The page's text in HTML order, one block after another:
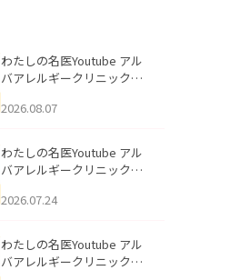
わたしの名医Youtube アル
バアレルギークリニック札
らない理由｜繰り返す人が
説」を公開いたしました。
2026.08.07
わたしの名医Youtube アル
バアレルギークリニック札
える男性へ｜医師が教える
公開いたしました。
2026.07.24
わたしの名医Youtube アル
バアレルギークリニック札